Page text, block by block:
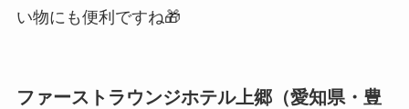
い物にも便利ですね🎁
ファーストラウンジホテル上郷（愛知県・豊